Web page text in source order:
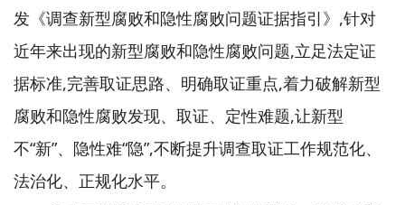
发《调查新型腐败和隐性腐败问题证据指引》,针对
近年来出现的新型腐败和隐性腐败问题,立足法定证
据标准,完善取证思路、明确取证重点,着力破解新型
腐败和隐性腐败发现、取证、定性难题,让新型
不“新”、隐性难“隐”,不断提升调查取证工作规范化、
法治化、正规化水平。